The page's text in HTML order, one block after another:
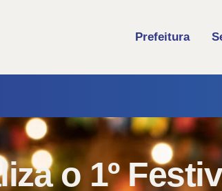
Prefeitura
o 1º